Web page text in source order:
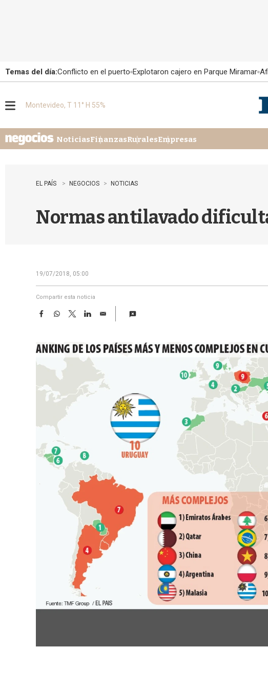
Temas del día:Conflicto en el puerto Explotaron cajero en Parque Miramar
u
Montevideo, T 11° H 55%
NoticiasFinanzasRuralesEmpresas
EL PAÍS NEGOCIOS NOTICIAS
Normas antilavado
19/07/2018, 05:00
Compartir esta noticia
F
b
W
s
A
p
p
T
w
t
L
e
d
n
E
l